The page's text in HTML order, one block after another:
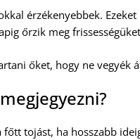
érzékenyebbek.
őrzik meg
őket, hogy ne vegyék
tojást, ha hosszabb